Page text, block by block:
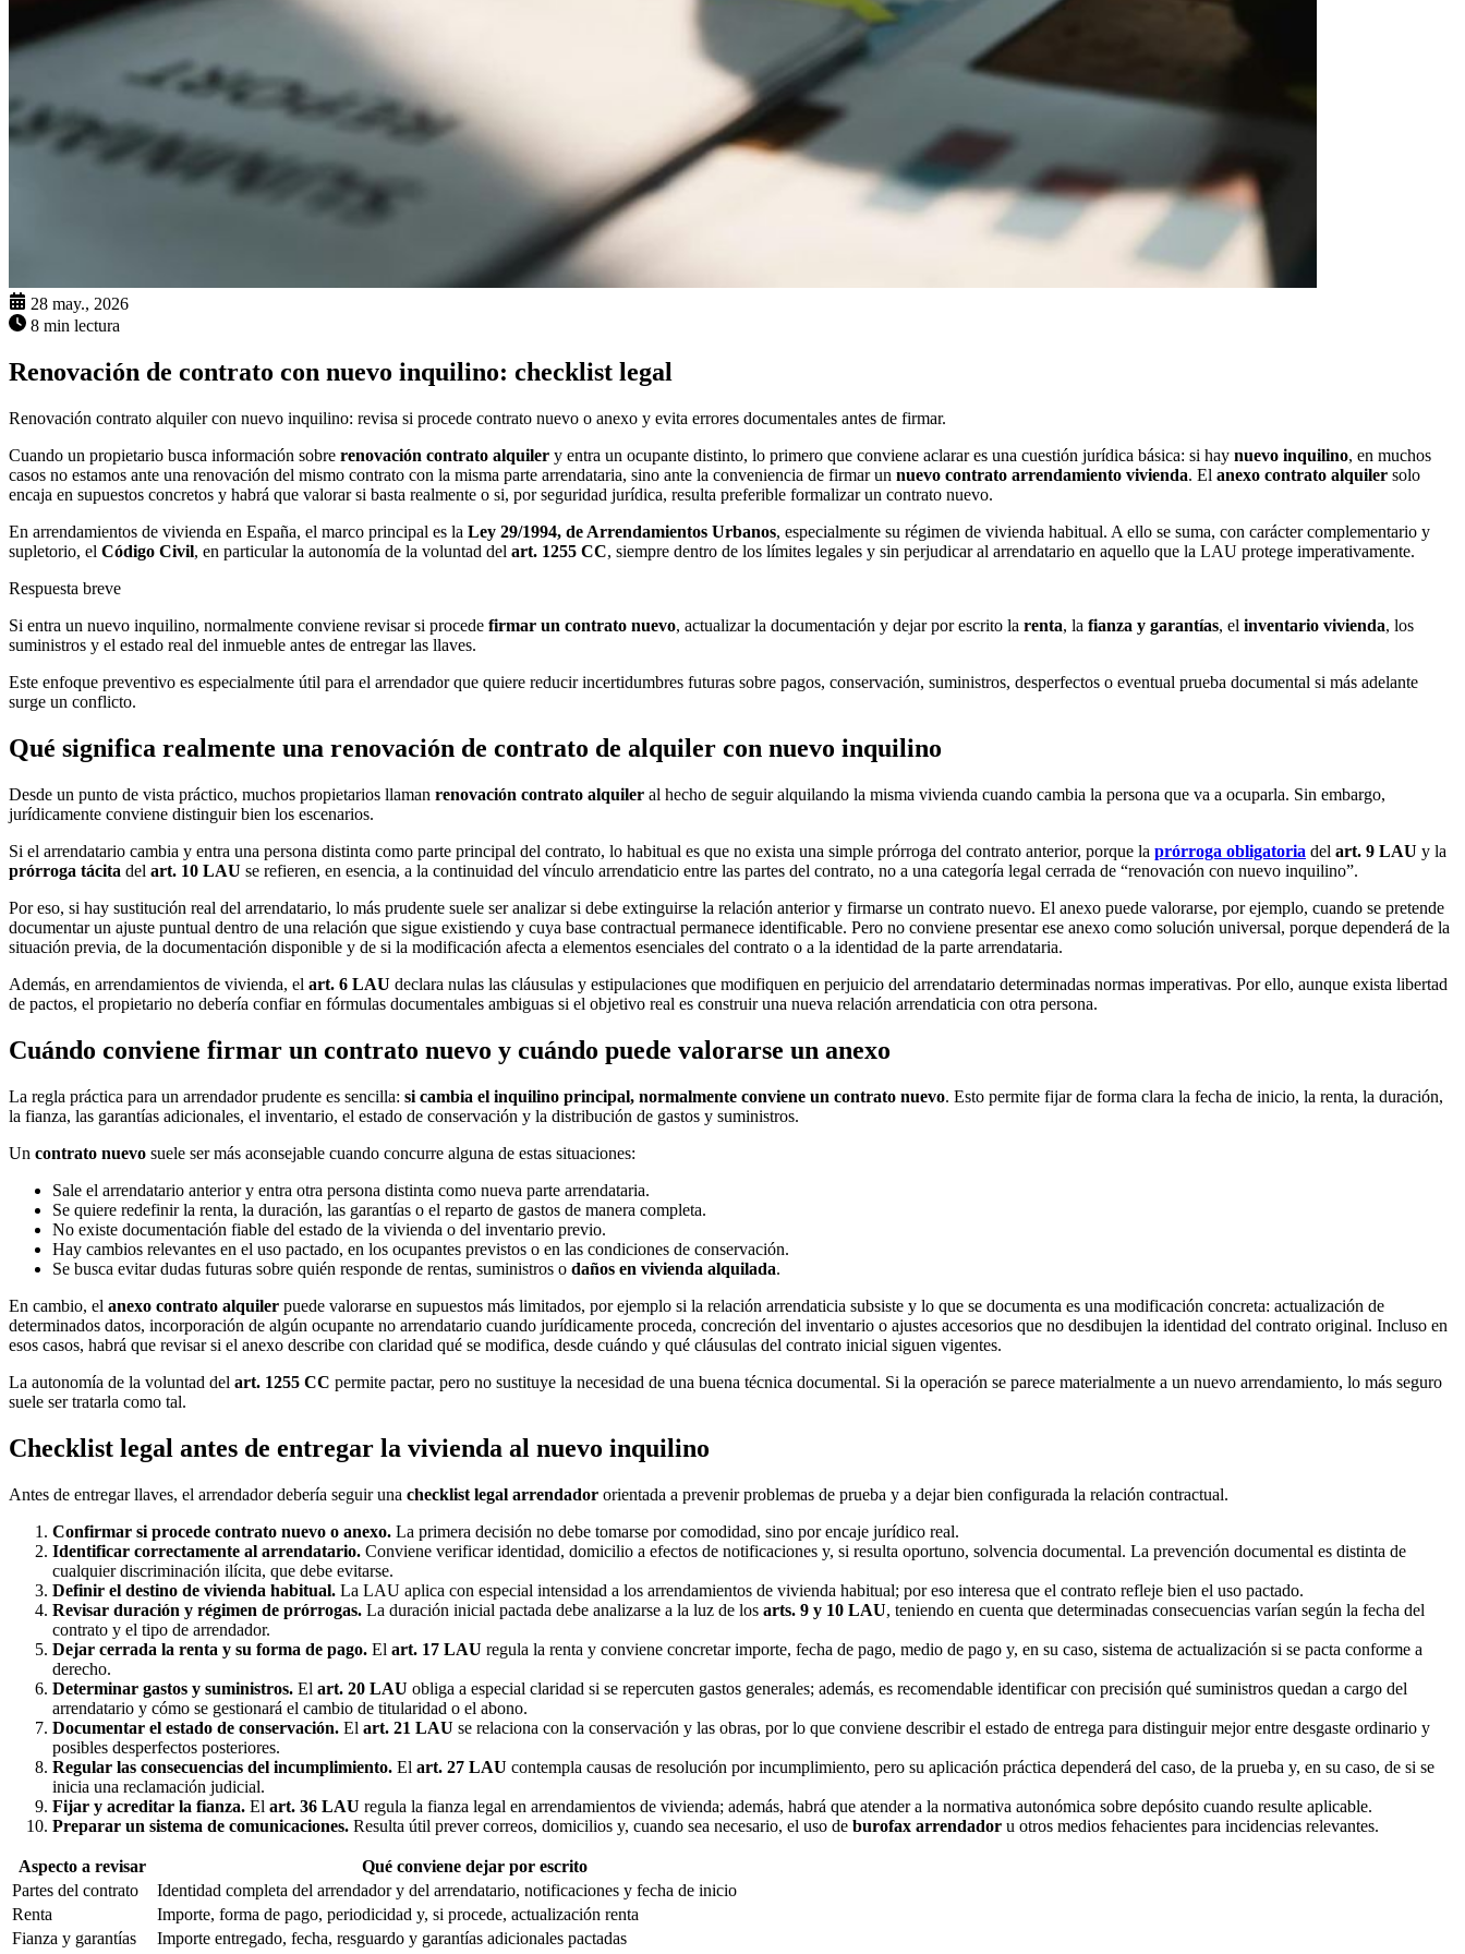
28 may., 2026
8 min lectura
Renovación de contrato con nuevo inquilino: checklist legal
Renovación contrato alquiler con nuevo inquilino: revisa si procede contrato nuevo o anexo y evita errores documentales antes de firmar.
Cuando un propietario busca información sobre renovación contrato alquiler y entra un ocupante distinto, lo primero que conviene aclarar es una cuestión jurídica básica: si hay nuevo inquilino, en muchos
casos no estamos ante una renovación del mismo contrato con la misma parte arrendataria, sino ante la conveniencia de firmar un nuevo contrato arrendamiento vivienda. El anexo contrato alquiler solo
encaja en supuestos concretos y habrá que valorar si basta realmente o si, por seguridad jurídica, resulta preferible formalizar un contrato nuevo.
En arrendamientos de vivienda en España, el marco principal es la Ley 29/1994, de Arrendamientos Urbanos, especialmente su régimen de vivienda habitual. A ello se suma, con carácter complementario y
supletorio, el Código Civil, en particular la autonomía de la voluntad del art. 1255 CC, siempre dentro de los límites legales y sin perjudicar al arrendatario en aquello que la LAU protege imperativamente.
Respuesta breve
Si entra un nuevo inquilino, normalmente conviene revisar si procede firmar un contrato nuevo, actualizar la documentación y dejar por escrito la renta, la fianza y garantías, el inventario vivienda, los
suministros y el estado real del inmueble antes de entregar las llaves.
Este enfoque preventivo es especialmente útil para el arrendador que quiere reducir incertidumbres futuras sobre pagos, conservación, suministros, desperfectos o eventual prueba documental si más adelante
surge un conflicto.
Qué significa realmente una renovación de contrato de alquiler con nuevo inquilino
Desde un punto de vista práctico, muchos propietarios llaman renovación contrato alquiler al hecho de seguir alquilando la misma vivienda cuando cambia la persona que va a ocuparla. Sin embargo,
jurídicamente conviene distinguir bien los escenarios.
Si el arrendatario cambia y entra una persona distinta como parte principal del contrato, lo habitual es que no exista una simple prórroga del contrato anterior, porque la prórroga obligatoria del art. 9 LAU y la
prórroga tácita del art. 10 LAU se refieren, en esencia, a la continuidad del vínculo arrendaticio entre las partes del contrato, no a una categoría legal cerrada de “renovación con nuevo inquilino”.
Por eso, si hay sustitución real del arrendatario, lo más prudente suele ser analizar si debe extinguirse la relación anterior y firmarse un contrato nuevo. El anexo puede valorarse, por ejemplo, cuando se pretende
documentar un ajuste puntual dentro de una relación que sigue existiendo y cuya base contractual permanece identificable. Pero no conviene presentar ese anexo como solución universal, porque dependerá de la
situación previa, de la documentación disponible y de si la modificación afecta a elementos esenciales del contrato o a la identidad de la parte arrendataria.
Además, en arrendamientos de vivienda, el art. 6 LAU declara nulas las cláusulas y estipulaciones que modifiquen en perjuicio del arrendatario determinadas normas imperativas. Por ello, aunque exista libertad
de pactos, el propietario no debería confiar en fórmulas documentales ambiguas si el objetivo real es construir una nueva relación arrendaticia con otra persona.
Cuándo conviene firmar un contrato nuevo y cuándo puede valorarse un anexo
La regla práctica para un arrendador prudente es sencilla: si cambia el inquilino principal, normalmente conviene un contrato nuevo. Esto permite fijar de forma clara la fecha de inicio, la renta, la duración,
la fianza, las garantías adicionales, el inventario, el estado de conservación y la distribución de gastos y suministros.
Un contrato nuevo suele ser más aconsejable cuando concurre alguna de estas situaciones:
Sale el arrendatario anterior y entra otra persona distinta como nueva parte arrendataria.
Se quiere redefinir la renta, la duración, las garantías o el reparto de gastos de manera completa.
No existe documentación fiable del estado de la vivienda o del inventario previo.
Hay cambios relevantes en el uso pactado, en los ocupantes previstos o en las condiciones de conservación.
Se busca evitar dudas futuras sobre quién responde de rentas, suministros o daños en vivienda alquilada.
En cambio, el anexo contrato alquiler puede valorarse en supuestos más limitados, por ejemplo si la relación arrendaticia subsiste y lo que se documenta es una modificación concreta: actualización de
determinados datos, incorporación de algún ocupante no arrendatario cuando jurídicamente proceda, concreción del inventario o ajustes accesorios que no desdibujen la identidad del contrato original. Incluso en
esos casos, habrá que revisar si el anexo describe con claridad qué se modifica, desde cuándo y qué cláusulas del contrato inicial siguen vigentes.
La autonomía de la voluntad del art. 1255 CC permite pactar, pero no sustituye la necesidad de una buena técnica documental. Si la operación se parece materialmente a un nuevo arrendamiento, lo más seguro
suele ser tratarla como tal.
Checklist legal antes de entregar la vivienda al nuevo inquilino
Antes de entregar llaves, el arrendador debería seguir una checklist legal arrendador orientada a prevenir problemas de prueba y a dejar bien configurada la relación contractual.
Confirmar si procede contrato nuevo o anexo. La primera decisión no debe tomarse por comodidad, sino por encaje jurídico real.
Identificar correctamente al arrendatario. Conviene verificar identidad, domicilio a efectos de notificaciones y, si resulta oportuno, solvencia documental. La prevención documental es distinta de
cualquier discriminación ilícita, que debe evitarse.
Definir el destino de vivienda habitual. La LAU aplica con especial intensidad a los arrendamientos de vivienda habitual; por eso interesa que el contrato refleje bien el uso pactado.
Revisar duración y régimen de prórrogas. La duración inicial pactada debe analizarse a la luz de los arts. 9 y 10 LAU, teniendo en cuenta que determinadas consecuencias varían según la fecha del
contrato y el tipo de arrendador.
Dejar cerrada la renta y su forma de pago. El art. 17 LAU regula la renta y conviene concretar importe, fecha de pago, medio de pago y, en su caso, sistema de actualización si se pacta conforme a
derecho.
Determinar gastos y suministros. El art. 20 LAU obliga a especial claridad si se repercuten gastos generales; además, es recomendable identificar con precisión qué suministros quedan a cargo del
arrendatario y cómo se gestionará el cambio de titularidad o el abono.
Documentar el estado de conservación. El art. 21 LAU se relaciona con la conservación y las obras, por lo que conviene describir el estado de entrega para distinguir mejor entre desgaste ordinario y
posibles desperfectos posteriores.
Regular las consecuencias del incumplimiento. El art. 27 LAU contempla causas de resolución por incumplimiento, pero su aplicación práctica dependerá del caso, de la prueba y, en su caso, de si se
inicia una reclamación judicial.
Fijar y acreditar la fianza. El art. 36 LAU regula la fianza legal en arrendamientos de vivienda; además, habrá que atender a la normativa autonómica sobre depósito cuando resulte aplicable.
Preparar un sistema de comunicaciones. Resulta útil prever correos, domicilios y, cuando sea necesario, el uso de burofax arrendador u otros medios fehacientes para incidencias relevantes.
Aspecto a revisar
Qué conviene dejar por escrito
Partes del contrato
Identidad completa del arrendador y del arrendatario, notificaciones y fecha de inicio
Renta
Importe, forma de pago, periodicidad y, si procede, actualización renta
Fianza y garantías
Importe entregado, fecha, resguardo y garantías adicionales pactadas